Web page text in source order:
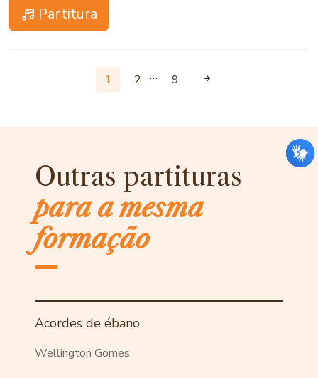
Partitura
1 2 … 9
Outras partituras
para a mesma
formação
Acordes de ébano
Wellington Gomes